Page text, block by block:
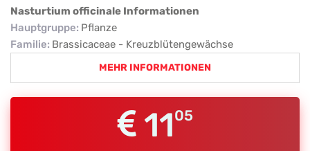
Nasturtium officinale Informationen
Hauptgruppe: Pflanze
Familie: Brassicaceae - Kreuzblütengewächse
MEHR INFORMATIONEN
1105